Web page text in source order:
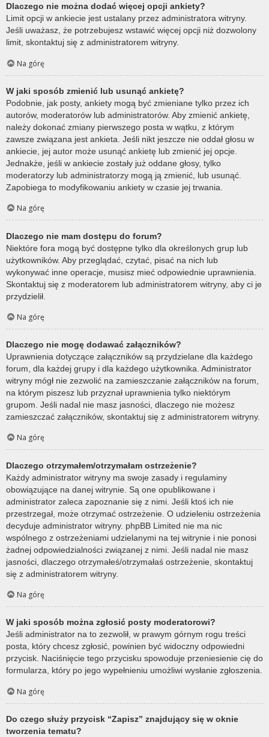
Dlaczego nie można dodać więcej opcji ankiety?
Limit opcji w ankiecie jest ustalany przez administratora witryny.
Jeśli uważasz, że potrzebujesz wstawić więcej opcji niż dozwolony
limit, skontaktuj się z administratorem witryny.
Na górę
W jaki sposób zmienić lub usunąć ankietę?
Podobnie, jak posty, ankiety mogą być zmieniane tylko przez ich
autorów, moderatorów lub administratorów. Aby zmienić ankietę,
należy dokonać zmiany pierwszego posta w wątku, z którym
zawsze związana jest ankieta. Jeśli nikt jeszcze nie oddał głosu w
ankiecie, jej autor może usunąć ankietę lub zmienić jej opcje.
Jednakże, jeśli w ankiecie zostały już oddane głosy, tylko
moderatorzy lub administratorzy mogą ją zmienić, lub usunąć.
Zapobiega to modyfikowaniu ankiety w czasie jej trwania.
Na górę
Dlaczego nie mam dostępu do forum?
Niektóre fora mogą być dostępne tylko dla określonych grup lub
użytkowników. Aby przeglądać, czytać, pisać na nich lub
wykonywać inne operacje, musisz mieć odpowiednie uprawnienia.
Skontaktuj się z moderatorem lub administratorem witryny, aby ci je
przydzielił.
Na górę
Dlaczego nie mogę dodawać załączników?
Uprawnienia dotyczące załączników są przydzielane dla każdego
forum, dla każdej grupy i dla każdego użytkownika. Administrator
witryny mógł nie zezwolić na zamieszczanie załączników na forum,
na którym piszesz lub przyznał uprawnienia tylko niektórym
grupom. Jeśli nadal nie masz jasności, dlaczego nie możesz
zamieszczać załączników, skontaktuj się z administratorem witryny.
Na górę
Dlaczego otrzymałem/otrzymałam ostrzeżenie?
Każdy administrator witryny ma swoje zasady i regulaminy
obowiązujące na danej witrynie. Są one opublikowane i
administrator zaleca zapoznanie się z nimi. Jeśli ktoś ich nie
przestrzegał, może otrzymać ostrzeżenie. O udzieleniu ostrzeżenia
decyduje administrator witryny. phpBB Limited nie ma nic
wspólnego z ostrzeżeniami udzielanymi na tej witrynie i nie ponosi
żadnej odpowiedzialności związanej z nimi. Jeśli nadal nie masz
jasności, dlaczego otrzymałeś/otrzymałaś ostrzeżenie, skontaktuj
się z administratorem witryny.
Na górę
W jaki sposób można zgłosić posty moderatorowi?
Jeśli administrator na to zezwolił, w prawym górnym rogu treści
posta, który chcesz zgłosić, powinien być widoczny odpowiedni
przycisk. Naciśnięcie tego przycisku spowoduje przeniesienie cię do
formularza, który po jego wypełnieniu umożliwi wysłanie zgłoszenia.
Na górę
Do czego służy przycisk “Zapisz” znajdujący się w oknie
tworzenia tematu?